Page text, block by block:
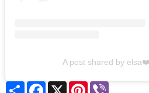
A post shared by
Share Facebook
X Pinterest